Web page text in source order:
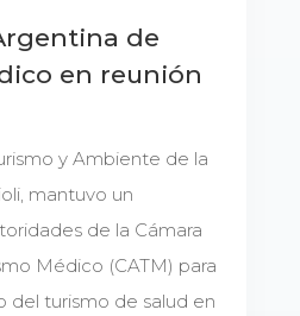
de
en reunión
y Ambiente de la
mantuvo un
de la Cámara
Médico (CATM) para
del turismo de salud en